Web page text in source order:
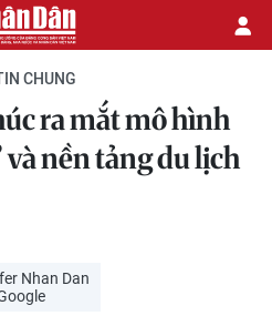
CHUNG
ra mắt mô hình
nền tảng du lịch
Nhan Dan